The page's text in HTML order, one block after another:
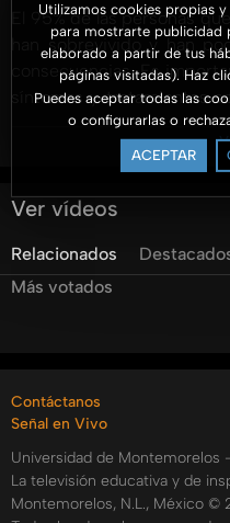
Utilizamos cookies propias
para mostrarte publicidad
elaborado a partir de tus
páginas visitadas). Haz
Puedes aceptar todas las
o configurarlas o
ACEPTAR
El 95% de las personas
han sobrevivido y han
consecuencias. Es
síntomas y tratamientos
en Sanamente nuestros
prevención, pero
nuestro cuerpo, y los
seguir el paciente con
Tags:
Ver vídeos
Relacionados
Más votados
Contáctanos
Señal en Vivo
Universidad de Montemorelos
La televisión educativa y de
Montemorelos, N.L., México ©